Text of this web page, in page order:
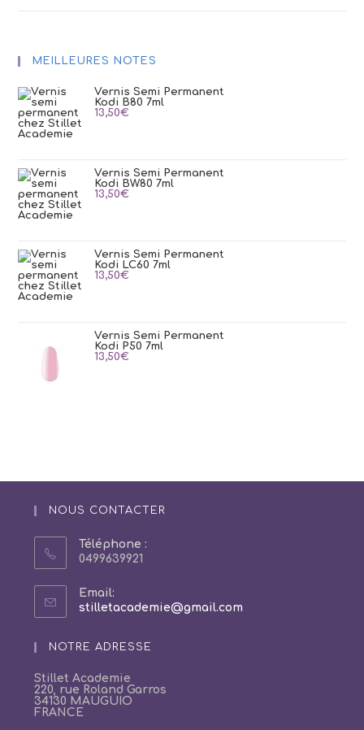
MEILLEURES NOTES
Vernis Semi Permanent
Kodi B80 7ml
13,50€
Vernis Semi Permanent
Kodi BW80 7ml
13,50€
Vernis Semi Permanent
Kodi LC60 7ml
13,50€
Vernis Semi Permanent
Kodi P50 7ml
13,50€
NOUS CONTACTER
Téléphone :
0499639921
Email:
stilletacademie@gmail.comS’ouvre
NOTRE ADRESSE
Stillet Academie
220, rue Roland Garros
34130 MAUGUIO
FRANCE